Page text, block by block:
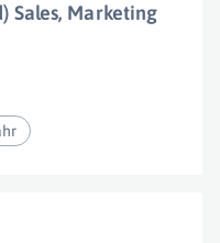
Sales, Marketing